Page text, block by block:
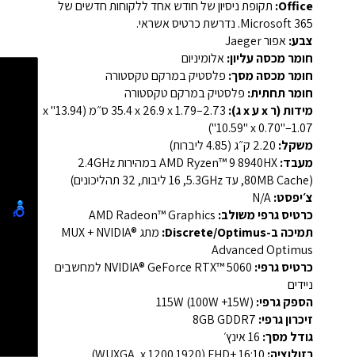
Office: תקופת ניסיון של חודש אחד ללקוחות חדשים של
Microsoft 365. נדרשת כרטיס אשראי.
צבע:אפור Jaeger
חומר מכסה עליון:אלומיניום
חומר מכסה מסך: פלסטיק במרקם טקסטורה
חומר תחתית: פלסטיק במרקם טקסטורה
מידות (ר x ע x ג):
‎35.4 x 26.9 x 1.79–2.73 ס״מ (13.94" x
10.59" x 0.70"–1.07")‏
משקל:
מעבד:
AMD Ryzen™ 9 8940HX במהירות 2.4GHz
(‎80MB Cache, עד 5.3GHz, ‏16 ליבות, ‏32 תהליכונים)‏
צ׳יפסט:
כרטיס גרפי משולב:
תמיכה ב-Discrete/Optimus:
מתג MUX + NVIDIA®
Advanced Optimus‏
כרטיס גרפי:
NVIDIA® GeForce RTX™ 5060 למחשבים
ניידים
הספק גרפי:
זיכרון גרפי:
גודל מסך: